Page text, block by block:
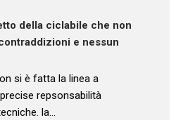
della ciclabile che non
e nessun
si è fatta la linea a
repsonsabilità
la…